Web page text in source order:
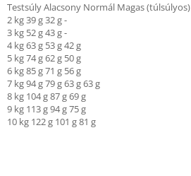
Testsúly Alacsony Normál Magas (túlsúlyos)
2 kg 39 g 32 g -
3 kg 52 g 43 g -
4 kg 63 g 53 g 42 g
5 kg 74 g 62 g 50 g
6 kg 85 g 71 g 56 g
7 kg 94 g 79 g 63 g 63 g
8 kg 104 g 87 g 69 g
9 kg 113 g 94 g 75 g
10 kg 122 g 101 g 81 g